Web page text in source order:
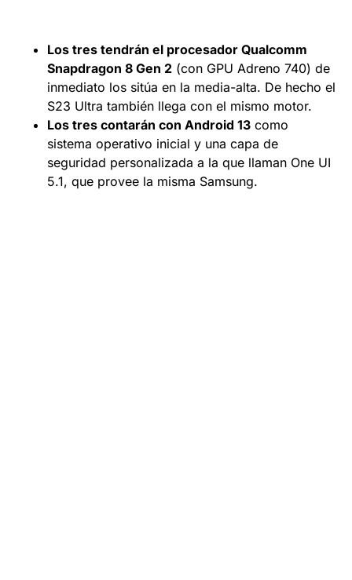
Los tres tendrán el procesador Qualcomm
Snapdragon 8 Gen 2 (con GPU Adreno 740) de
inmediato los sitúa en la media-alta. De hecho el
S23 Ultra también llega con el mismo motor.
Los tres contarán con Android 13 como
sistema operativo inicial y una capa de
seguridad personalizada a la que llaman One UI
5.1, que provee la misma Samsung.